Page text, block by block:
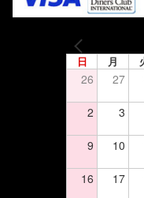
日 月
26 27
2 3
9 10
16 17